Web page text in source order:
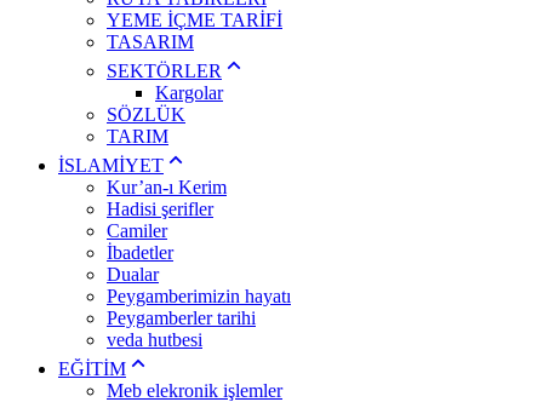
YEME İÇME TARİFİ
TASARIM
SEKTÖRLER
Kargolar
SÖZLÜK
TARIM
İSLAMİYET
Kur’an-ı Kerim
Hadisi şerifler
Camiler
İbadetler
Dualar
Peygamberimizin hayatı
Peygamberler tarihi
veda hutbesi
EĞİTİM
Meb elekronik işlemler